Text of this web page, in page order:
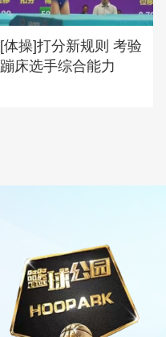
[体操]打分新规则 考验
蹦床选手综合能力